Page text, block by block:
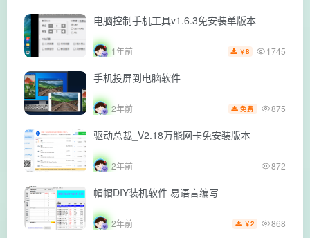
电脑控制手机工具v1.6.3免安装单版本
1年前 ￥8 1745
手机投屏到电脑软件
2年前 免费 875
驱动总裁_V2.18万能网卡免安装版本
2年前 872
帽帽DIY装机软件 易语言编写
2年前 ￥2 868